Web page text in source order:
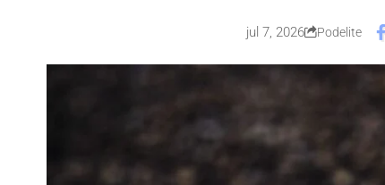
jul 7, 2026 Podelite